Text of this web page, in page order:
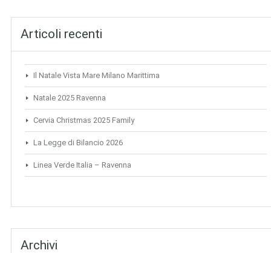
Articoli recenti
Il Natale Vista Mare Milano Marittima
Natale 2025 Ravenna
Cervia Christmas 2025 Family
La Legge di Bilancio 2026
Linea Verde Italia – Ravenna
Archivi